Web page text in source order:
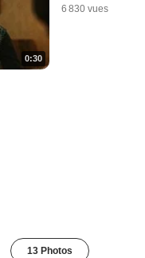
0:30
6 830 vues
13 Photos